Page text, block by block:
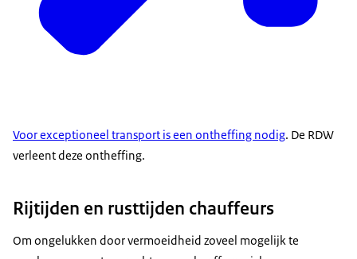
Voor exceptioneel transport is een ontheffing nodig. De RDW
verleent deze ontheffing.
Rijtijden en rusttijden chauffeurs
Om ongelukken door vermoeidheid zoveel mogelijk te